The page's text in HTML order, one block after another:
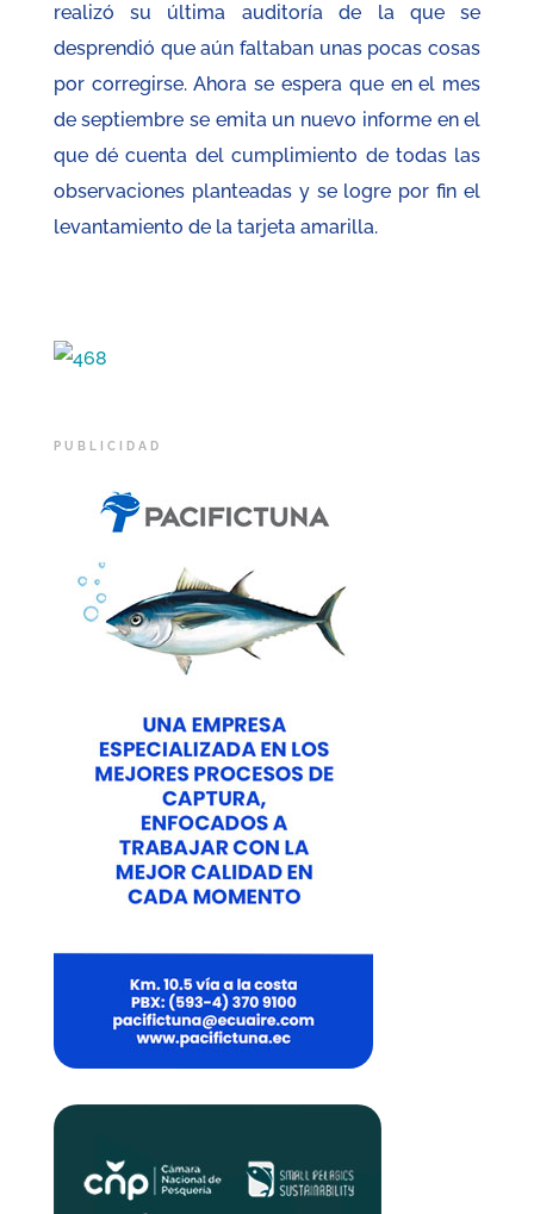
realizó su última auditoría de la que se
desprendió que aún faltaban unas pocas cosas
por corregirse. Ahora se espera que en el mes
de septiembre se emita un nuevo informe en el
que dé cuenta del cumplimiento de todas las
observaciones planteadas y se logre por fin el
levantamiento de la tarjeta amarilla.